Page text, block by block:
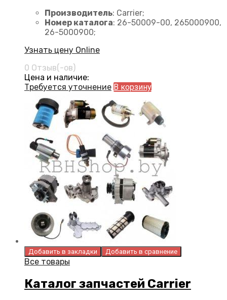
Производитель: Carrier;
Номер каталога: 26-50009-00, 265000900,
26-5000900;
Узнать цену Online
0 Отзыв(-ов)
Цена и наличие:
Требуется уточнение В корзину
Добавить в закладки Добавить в сравнение
Все товары
Каталог запчастей Carrier